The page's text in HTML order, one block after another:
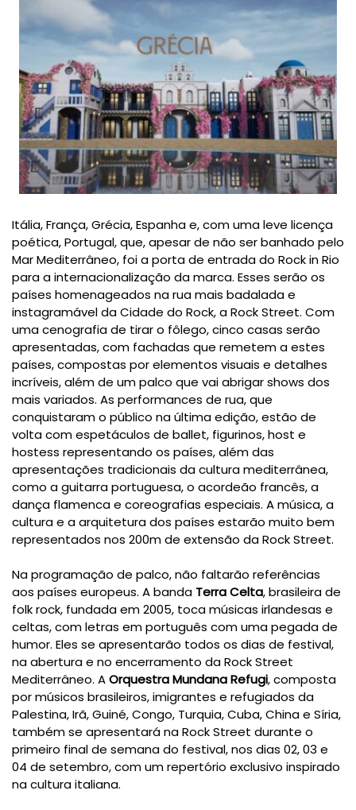
Itália, França, Grécia, Espanha e, com uma leve licença
poética, Portugal, que, apesar de não ser banhado pelo
Mar Mediterrâneo, foi a porta de entrada do Rock in Rio
para a internacionalização da marca. Esses serão os
países homenageados na rua mais badalada e
instagramável da Cidade do Rock, a Rock Street. Com
uma cenografia de tirar o fôlego, cinco casas serão
apresentadas, com fachadas que remetem a estes
países, compostas por elementos visuais e detalhes
incríveis, além de um palco que vai abrigar shows dos
mais variados. As performances de rua, que
conquistaram o público na última edição, estão de
volta com espetáculos de ballet, figurinos, host e
hostess representando os países, além das
apresentações tradicionais da cultura mediterrânea,
como a guitarra portuguesa, o acordeão francês, a
dança flamenca e coreografias especiais. A música, a
cultura e a arquitetura dos países estarão muito bem
representados nos 200m de extensão da Rock Street.
Na programação de palco, não faltarão referências
aos países europeus. A banda Terra Celta, brasileira de
folk rock, fundada em 2005, toca músicas irlandesas e
celtas, com letras em português com uma pegada de
humor. Eles se apresentarão todos os dias de festival,
na abertura e no encerramento da Rock Street
Mediterrâneo. AOrquestra Mundana Refugi, composta
por músicos brasileiros, imigrantes e refugiados da
Palestina, Irã, Guiné, Congo, Turquia, Cuba, China e Síria,
também se apresentará na Rock Street durante o
primeiro final de semana do festival, nos dias 02, 03 e
04 de setembro, com um repertório exclusivo inspirado
na cultura italiana.